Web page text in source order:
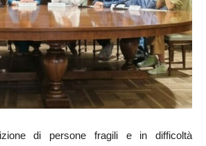
di persone fragili e in difficoltà